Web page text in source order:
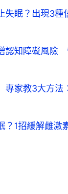
失眠？出現3
認知障礙風險
家教3大方法
？1招緩解雌